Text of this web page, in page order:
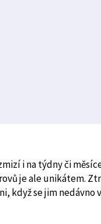
i na týdny či
je ale unikátem.
když se jim nedávno